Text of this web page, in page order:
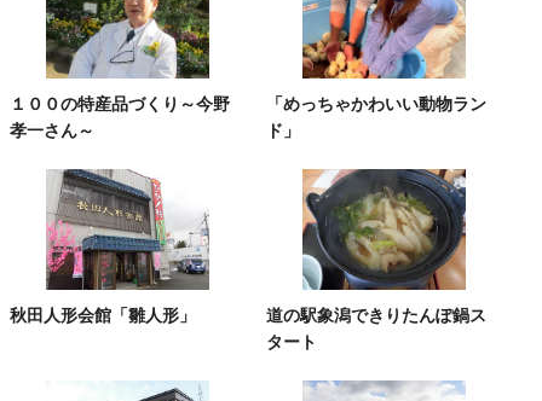
１００の特産品づくり～今野
孝一さん～
「めっちゃかわいい動物ラン
ド」
秋田人形会館「雛人形」
道の駅象潟できりたんぽ鍋ス
タート